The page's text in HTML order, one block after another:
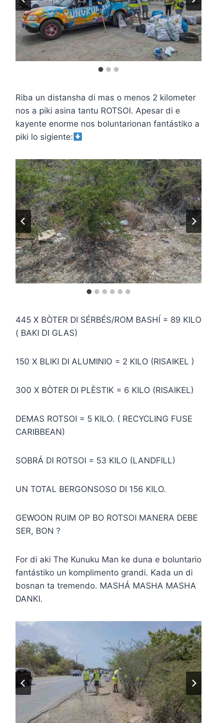
Riba un distansha di mas o menos 2 kilometer
nos a piki asina tantu ROTSOI. Apesar di e
kayente enorme nos boluntarionan fantástiko a
piki lo sigiente:
445 X BÒTER DI SÉRBÉS/ROM BASHÍ = 89 KILO
( BAKI DI GLAS)
150 X BLIKI DI ALUMINIO = 2 KILO (RISAIKEL )
300 X BÒTER DI PLÈSTIK = 6 KILO (RISAIKEL)
DEMAS ROTSOI = 5 KILO. ( RECYCLING FUSE
CARIBBEAN)
SOBRÁ DI ROTSOI = 53 KILO (LANDFILL)
UN TOTAL BERGONSOSO DI 156 KILO.
GEWOON RUIM OP BO ROTSOI MANERA DEBE
SER, BON ?
For di aki The Kunuku Man ke duna e boluntario
fantástiko un komplimento grandi. Kada un di
bosnan ta tremendo. MASHÁ MASHA MASHA
DANKI.